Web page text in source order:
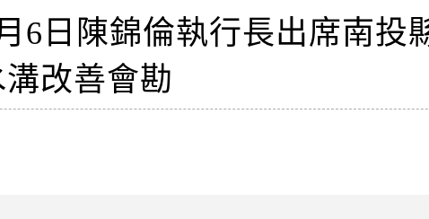
6日陳錦倫執行長出席南投
改善會勘